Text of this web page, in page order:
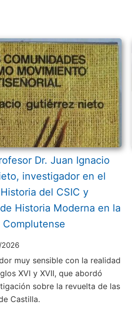
Dr. Juan Ignacio
investigador en el
del CSIC y
Historia Moderna en la
2026
muy sensible con la realidad
XVI y XVII, que abordó
sobre la revuelta de las
Castilla.